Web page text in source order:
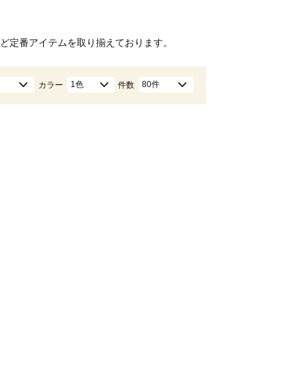
定番アイテムを取り揃えております。
カラー 1色 件数 80件